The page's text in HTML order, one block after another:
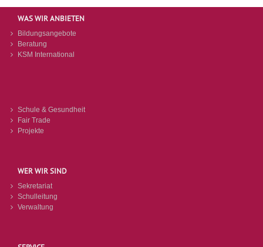
WAS WIR ANBIETEN
Bildungsangebote
Beratung
KSM International
Schule & Gesundheit
Fair Trade
Projekte
WER WIR SIND
Sekretariat
Schulleitung
Verwaltung